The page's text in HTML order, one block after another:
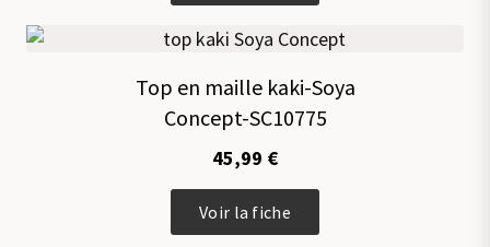
plusieurs
Les
options
choisies
la
Top en maille kaki-Soya
Concept-SC10775
45,99 €
Voir la fiche